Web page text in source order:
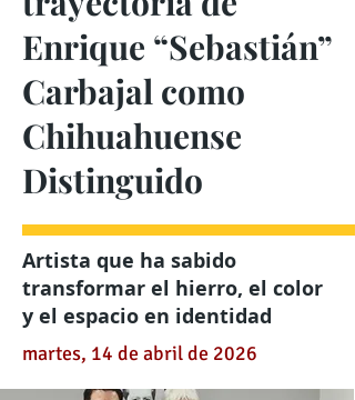
Enrique “Sebastián”
Carbajal como
Chihuahuense
Distinguido
Artista que ha sabido
transformar el hierro, el color
y el espacio en identidad
martes, 14 de abril de 2026